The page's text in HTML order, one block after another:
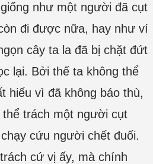
như một người đã cụt
đi được nữa, hay như ví
cây ta la đã bị chặt đứt
lại. Bởi thế ta không thể
hiếu vì đã không báo thù,
trách một người cụt
cứu người chết đuối.
cứ vị ấy, mà chính